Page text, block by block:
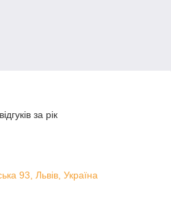
за рік
93, Львів, Україна